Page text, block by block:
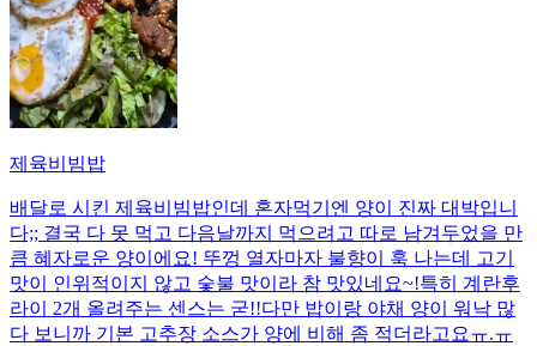
제육비빔밥
배달로 시킨 제육비빔밥인데 혼자먹기엔 양이 진짜 대박입니
다;; 결국 다 못 먹고 다음날까지 먹으려고 따로 남겨두었을 만
큼 혜자로운 양이에요! 뚜껑 열자마자 불향이 훅 나는데 고기
맛이 인위적이지 않고 숯불 맛이라 참 맛있네요~!특히 계란후
라이 2개 올려주는 센스는 굳!! ​다만 밥이랑 야채 양이 워낙 많
다 보니까 기본 고추장 소스가 양에 비해 좀 적더라고요ㅠ.ㅠ